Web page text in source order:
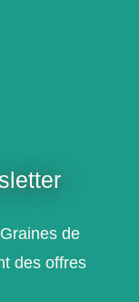
de
des offres